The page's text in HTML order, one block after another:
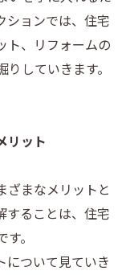
ションでは、住宅
ト、リフォームの
していきます。
リット
ざまなメリットと
することは、住宅
。
について見ていき